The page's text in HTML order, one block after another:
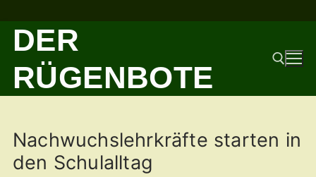
Zum
Inhalt
springen
DER
RÜGENBOTE
Nachwuchslehrkräfte starten in
den Schulalltag